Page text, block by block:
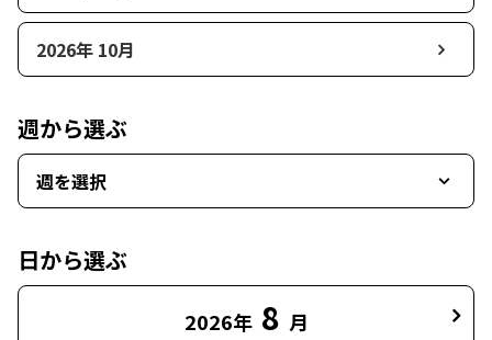
2026年 10月
週から選ぶ
週を選択
日から選ぶ
2026年 8 月